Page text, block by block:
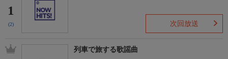
1
(2) 次回放送
列車で旅する歌謡曲